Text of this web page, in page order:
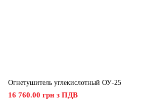
Огнетушитель углекислотный ОУ-25
16 760.00 грн з ПДВ